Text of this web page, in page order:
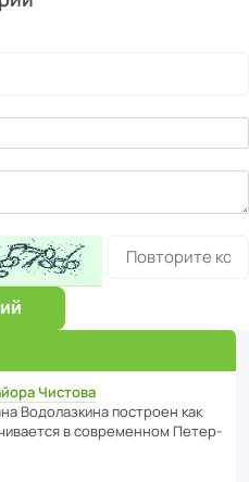
Чистова
Водо­ла­з­кина пост­роен как
в совре­менном Пете­р­